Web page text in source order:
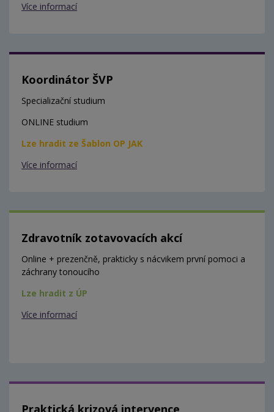
Více informací
Koordinátor ŠVP
Specializační studium
ONLINE studium
Lze hradit ze Šablon OP JAK
Více informací
Zdravotník zotavovacích akcí
Online + prezenčně, prakticky s nácvikem první pomoci a
záchrany tonoucího
Lze hradit z ÚP
Více informací
Praktická krizová intervence